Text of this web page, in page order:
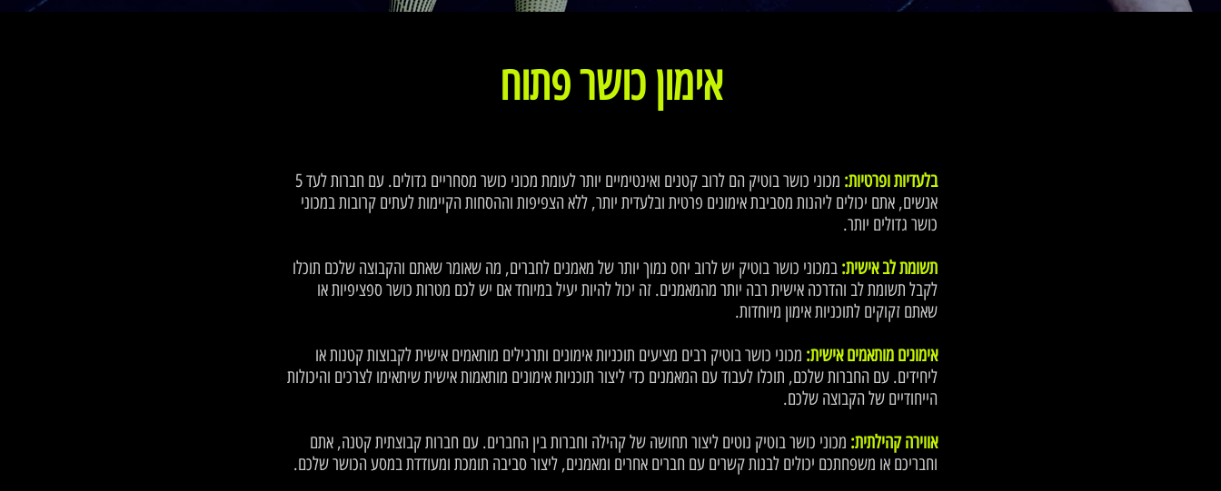
אימון כושר פתוח
בלעדיות ופרטיות:
מכוני כושר בוטיק הם לרוב קטנים ואינטימיים יותר לעומת מכוני כושר מסחריים גדולים. עם חברות לעד 5
אנשים, אתם יכולים ליהנות מסביבת אימונים פרטית ובלעדית יותר, ללא הצפיפות וההסחות הקיימות לעתים קרובות במכוני
כושר גדולים יותר.
תשומת לב אישית: במכוני כושר בוטיק יש לרוב יחס נמוך יותר של מאמנים לחברים, מה שאומר שאתם והקבוצה שלכם תוכלו
לקבל תשומת לב והדרכה אישית רבה יותר מהמאמנים. זה יכול להיות יעיל במיוחד אם יש לכם מטרות כושר ספציפיות או
שאתם זקוקים לתוכניות אימון מיוחדות.
אימונים מותאמים אישית: מכוני כושר בוטיק רבים מציעים תוכניות אימונים ותרגילים מותאמים אישית לקבוצות קטנות או
ליחידים. עם החברות שלכם, תוכלו לעבוד עם המאמנים כדי ליצור תוכניות אימונים מותאמות אישית שיתאימו לצרכים והיכולות
הייחודיים של הקבוצה שלכם.
אווירה קהילתית: מכוני כושר בוטיק נוטים ליצור תחושה של קהילה וחברות בין החברים. עם חברות קבוצתית קטנה, אתם
וחבריכם או משפחתכם יכולים לבנות קשרים עם חברים אחרים ומאמנים, ליצור סביבה תומכת ומעודדת במסע הכושר שלכם.